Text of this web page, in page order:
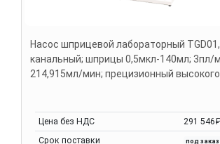
Насос шприцевой лабораторный TGD01,
канальный; шприцы 0,5мкл-140мл; 3пл/
214,915мл/мин; прецизионный
Цена без НДС
291
Срок поставки
под заказ